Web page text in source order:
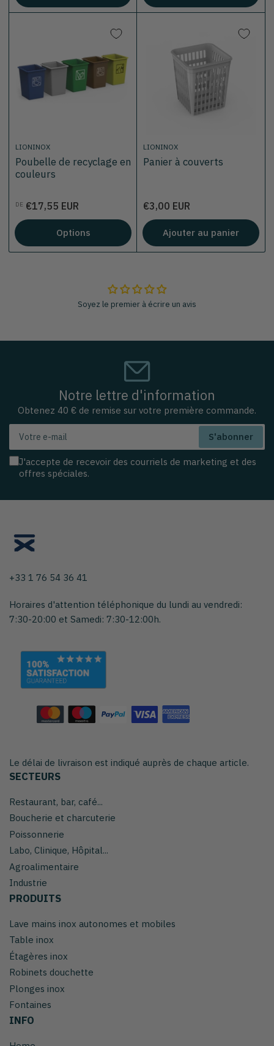
LIONINOX
Poubelle de recyclage en
couleurs
Prix
DE €17,55 EUR
Options
LIONINOX
Panier à couverts
Prix
€3,00 EUR
Ajouter au panier
Soyez le premier à écrire un avis
Notre lettre d'information
Obtenez 40 € de remise sur votre première commande.
mail
S'abonner
J'accepte de recevoir des courriels de marketing et des
offres spéciales.
+33 1 76 54 36 41
Horaires d'attention téléphonique du lundi au vendredi:
7:30-20:00 et Samedi: 7:30-12:00h.
Le délai de livraison est indiqué auprès de chaque article.
SECTEURS
Restaurant, bar, café...
Boucherie et charcuterie
Poissonnerie
Labo, Clinique, Hôpital...
Agroalimentaire
Industrie
PRODUITS
Lave mains inox autonomes et mobiles
Table inox
Étagères inox
Robinets douchette
Plonges inox
Fontaines
INFO